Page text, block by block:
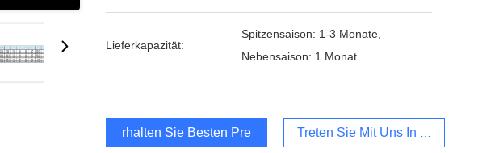
Lieferkapazität:
Spitzensaison: 1-3 Monate,
Nebensaison: 1 Monat
Erhalten Sie Besten Preis Treten Sie Mit Uns In Verbindung